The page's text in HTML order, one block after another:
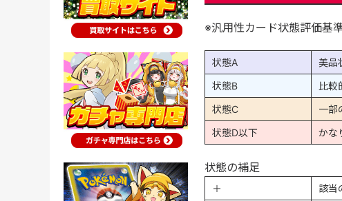
※汎用性カード状態評価基
状態A
美品
状態B
比較
状態C
一部
状態D以下
かな
状態の補足
＋
該当